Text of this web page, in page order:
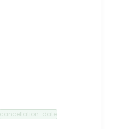
cancellation-date